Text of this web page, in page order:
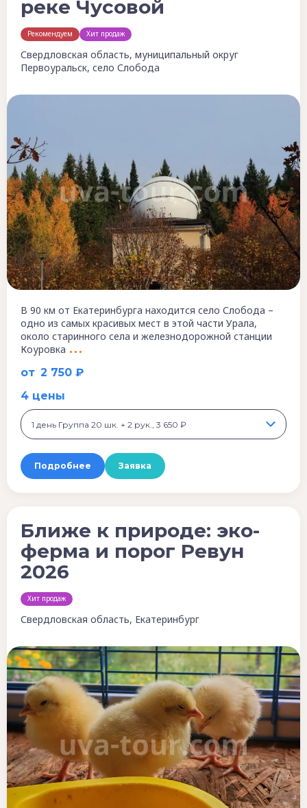
от 2 750 ₽
реке Чусовой
Рекомендуем Хит продаж
Свердловская область, муниципальный округ
Первоуральск, село Слобода
В 90 км от Екатеринбурга находится село Слобода –
одно из самых красивых мест в этой части Урала,
около старинного села и железнодорожной станции
Коуровка
4 цены
1 день Группа 20 шк. + 2 рук., 3 650 ₽
Подробнее Заявка
Ближе к природе: эко-
ферма и порог Ревун
2026
Хит продаж
Свердловская область, Екатеринбург